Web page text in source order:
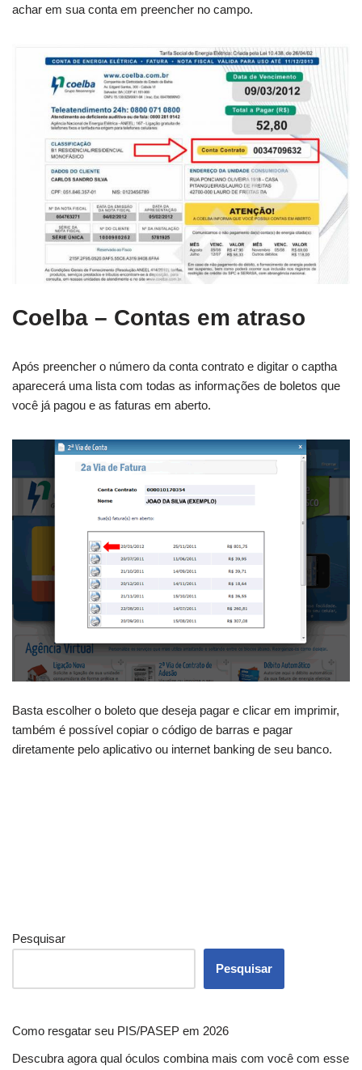
achar em sua conta em preencher no campo.
Coelba – Contas em atraso
Após preencher o número da conta contrato e digitar o captha
aparecerá uma lista com todas as informações de boletos que
você já pagou e as faturas em aberto.
Basta escolher o boleto que deseja pagar e clicar em imprimir,
também é possível copiar o código de barras e pagar
diretamente pelo aplicativo ou internet banking de seu banco.
Pesquisar
Pesquisar
Como resgatar seu PIS/PASEP em 2026
Descubra agora qual óculos combina mais com você com esse